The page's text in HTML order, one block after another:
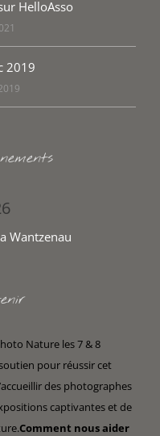
HelloAsso
2019
Wantzenau
Nature les 7 & 8
pour réussir cet
des photographes
captivantes et de
Comment nous aider